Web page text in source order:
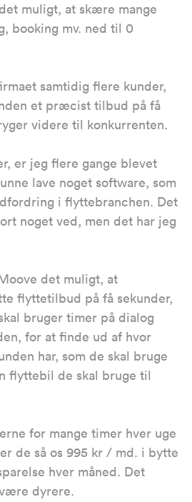
muligt, at skære mange
booking mv. ned til 0
samtidig flere kunder,
et præcist tilbud på få
videre til konkurrenten.
er jeg flere gange blevet
lave noget software, som
i flyttebranchen. Det
noget ved, men det har jeg
det muligt, at
flyttetilbud på få sekunder,
bruger timer på dialog
for at finde ud af hvor
har, som de skal bruge
flyttebil de skal bruge til
for mange timer hver uge
de så os 995 kr / md. i bytte
hver måned. Det
dyrere.